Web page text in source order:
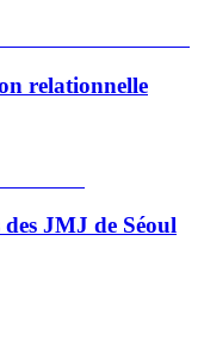
relationnelle
JMJ de Séoul